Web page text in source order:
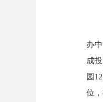
办
成投
园
位